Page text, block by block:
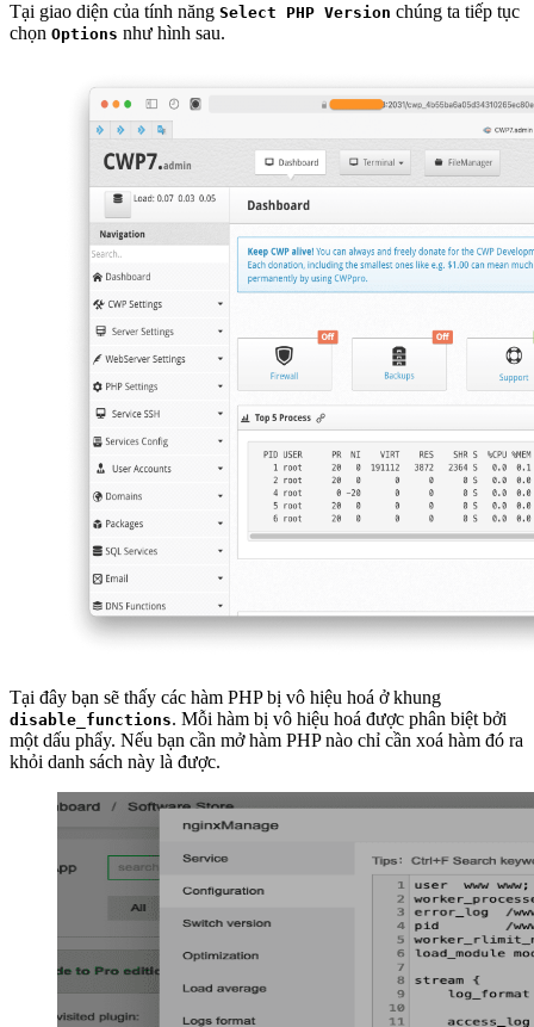
Tại giao diện của tính năng Select PHP Version chúng ta tiếp tục
chọn Options như hình sau.
Tại đây bạn sẽ thấy các hàm PHP bị vô hiệu hoá ở khung
disable_functions. Mỗi hàm bị vô hiệu hoá được phân biệt bởi
một dấu phẩy. Nếu bạn cần mở hàm PHP nào chỉ cần xoá hàm đó ra
khỏi danh sách này là được.